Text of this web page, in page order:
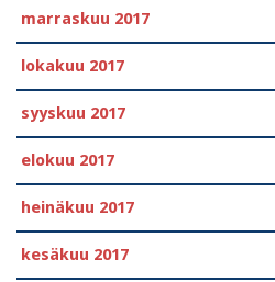
marraskuu 2017
lokakuu 2017
syyskuu 2017
elokuu 2017
heinäkuu 2017
kesäkuu 2017